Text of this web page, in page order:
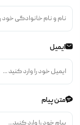
ایمیل
متن پیام